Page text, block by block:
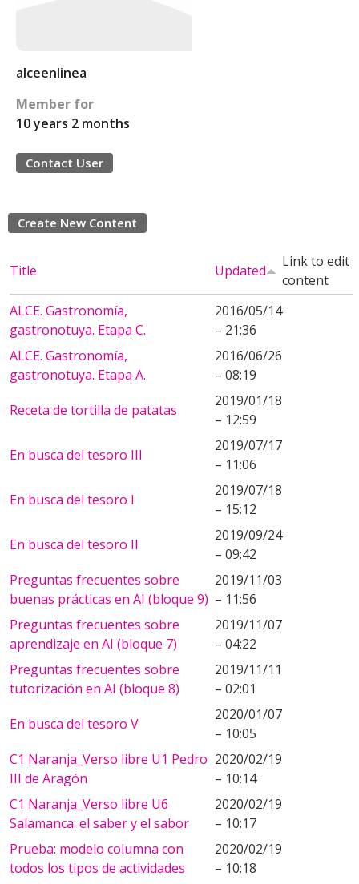
alceenlinea
Member for
10 years 2 months
Contact User
Create New Content
Title Updated
Link to edit
content
ALCE. Gastronomía,
gastronotuya. Etapa C.
2016/05/14
– 21:36
ALCE. Gastronomía,
gastronotuya. Etapa A.
2016/06/26
– 08:19
Receta de tortilla de patatas
2019/01/18
– 12:59
En busca del tesoro III
2019/07/17
– 11:06
En busca del tesoro I
2019/07/18
– 15:12
En busca del tesoro II
2019/09/24
– 09:42
Preguntas frecuentes sobre
buenas prácticas en AI (bloque 9)
2019/11/03
– 11:56
Preguntas frecuentes sobre
aprendizaje en AI (bloque 7)
2019/11/07
– 04:22
Preguntas frecuentes sobre
tutorización en AI (bloque 8)
2019/11/11
– 02:01
En busca del tesoro V
2020/01/07
– 10:05
C1 Naranja_Verso libre U1 Pedro
III de Aragón
2020/02/19
– 10:14
C1 Naranja_Verso libre U6
Salamanca: el saber y el sabor
2020/02/19
– 10:17
Prueba: modelo columna con
todos los tipos de actividades
2020/02/19
– 10:18